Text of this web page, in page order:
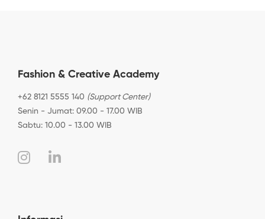
Fashion & Creative Academy
+62 8121 5555 140 (Support Center)
Senin - Jumat: 09.00 - 17.00 WIB
Sabtu: 10.00 - 13.00 WIB